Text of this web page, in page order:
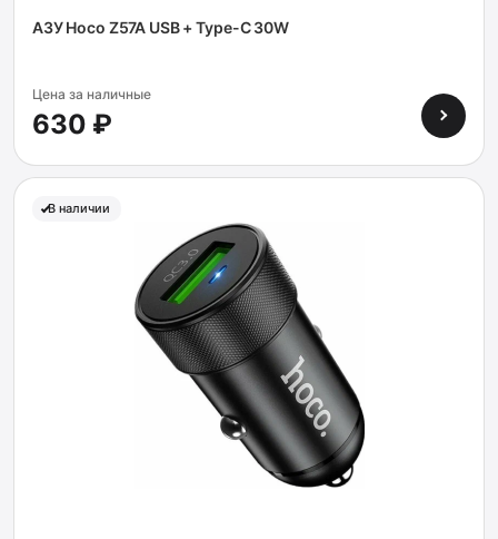
АЗУ Hoco Z57A USB + Type-C 30W
Цена за наличные
630 ₽
В наличии